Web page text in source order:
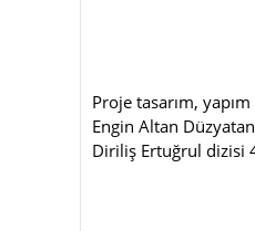
Proje tasarım,
Engin Altan
Diriliş Ertuğrul dizisi